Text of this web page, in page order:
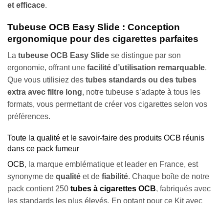
et efficace.
Tubeuse OCB Easy Slide : Conception
ergonomique pour des cigarettes parfaites
La tubeuse OCB Easy Slide se distingue par son
ergonomie, offrant une facilité d’utilisation remarquable.
Que vous utilisiez des tubes standards ou des tubes
extra avec filtre long, notre tubeuse s’adapte à tous les
formats, vous permettant de créer vos cigarettes selon vos
préférences.
Toute la qualité et le savoir-faire des produits OCB réunis
dans ce pack fumeur
OCB, la marque emblématique et leader en France, est
synonyme de qualité et de fiabilité. Chaque boîte de notre
pack contient 250 tubes à cigarettes OCB, fabriqués avec
les standards les plus élevés. En optant pour ce Kit avec